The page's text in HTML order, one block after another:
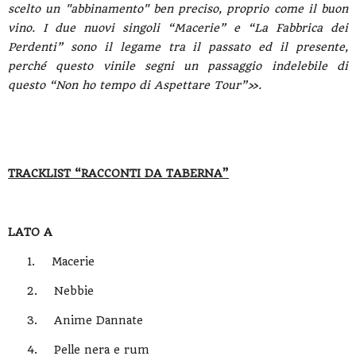
scelto un "abbinamento" ben preciso, proprio come il buon
vino. I due nuovi singoli “Macerie” e “La Fabbrica dei
Perdenti” sono il legame tra il passato ed il presente,
perché questo vinile segni un passaggio indelebile di
questo “Non ho tempo di Aspettare Tour”».
TRACKLIST “RACCONTI DA TABERNA”
LATO A
1. Macerie
2. Nebbie
3. Anime Dannate
4. Pelle nera e rum